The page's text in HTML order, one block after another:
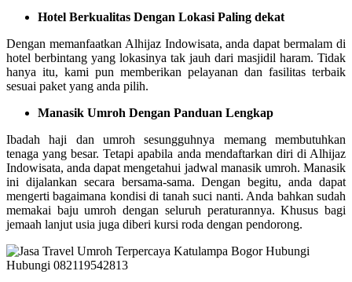
Hotel Berkualitas Dengan Lokasi Paling dekat
Dengan memanfaatkan Alhijaz Indowisata, anda dapat bermalam di
hotel berbintang yang lokasinya tak jauh dari masjidil haram. Tidak
hanya itu, kami pun memberikan pelayanan dan fasilitas terbaik
sesuai paket yang anda pilih.
Manasik Umroh Dengan Panduan Lengkap
Ibadah haji dan umroh sesungguhnya memang membutuhkan
tenaga yang besar. Tetapi apabila anda mendaftarkan diri di Alhijaz
Indowisata, anda dapat mengetahui jadwal manasik umroh. Manasik
ini dijalankan secara bersama-sama. Dengan begitu, anda dapat
mengerti bagaimana kondisi di tanah suci nanti. Anda bahkan sudah
memakai baju umroh dengan seluruh peraturannya. Khusus bagi
jemaah lanjut usia juga diberi kursi roda dengan pendorong.